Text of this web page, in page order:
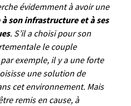
évidemment à avoir une
son infrastructure et à ses
. S’il a choisi pour son
le couple
exemple, il y a une forte
une solution de
cet environnement. Mais
remis en cause, à